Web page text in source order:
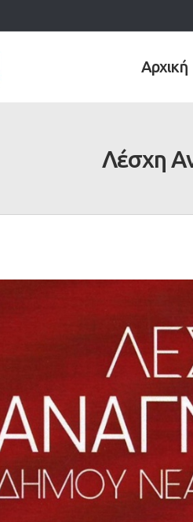
Αρχική
Λέσχη